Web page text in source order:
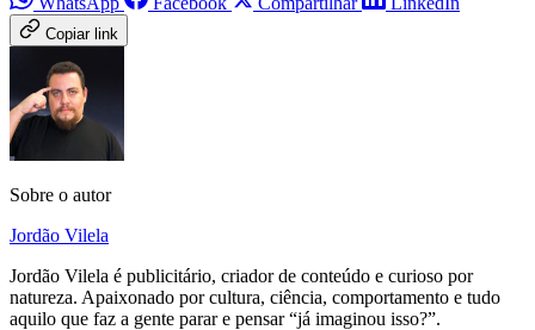
Copiar link
Sobre o autor
Jordão Vilela
Jordão Vilela é publicitário, criador de conteúdo e curioso por
natureza. Apaixonado por cultura, ciência, comportamento e tudo
aquilo que faz a gente parar e pensar “já imaginou isso?”.